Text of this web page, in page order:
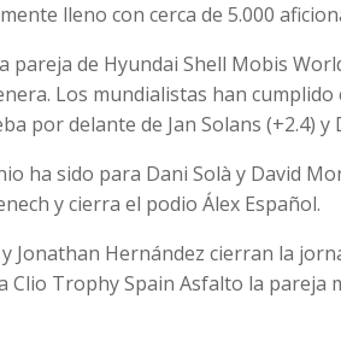
lleno con cerca de 5.000
de Hyundai Shell Mobis
Los mundialistas han cumplido
por delante de Jan Solans (+2.4) y
ha sido para Dani Solà y David
y cierra el podio Álex Español.
Jonathan Hernández cierran la
Clio Trophy Spain Asfalto la pareja